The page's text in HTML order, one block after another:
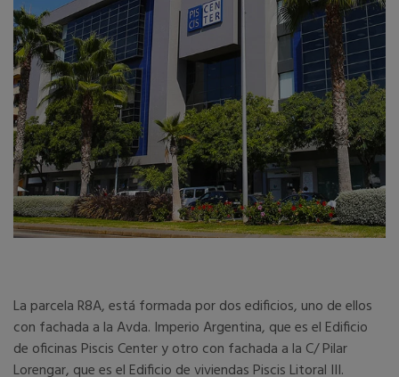
La parcela R8A, está formada por dos edificios, uno de ellos
con fachada a la Avda. Imperio Argentina, que es el Edificio
de oficinas Piscis Center y otro con fachada a la C/ Pilar
Lorengar, que es el Edificio de viviendas Piscis Litoral III.